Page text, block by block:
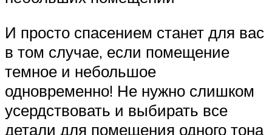
И просто спасением станет для вас
в том случае, если помещение
темное и небольшое
одновременно! Не нужно слишком
усердствовать и выбирать все
детали для помещения одного тона